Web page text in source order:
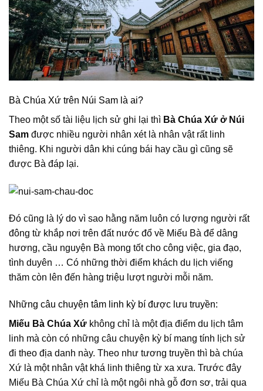
Bà Chúa Xứ trên Núi Sam là ai?
Theo một số tài liệu lịch sử ghi lại thì Bà Chúa Xứ ở Núi
Sam được nhiều người nhân xét là nhân vật rất linh
thiêng. Khi người dân khi cúng bái hay cầu gì cũng sẽ
được Bà đáp lại.
Đó cũng là lý do vì sao hằng năm luôn có lượng người rất
đông từ khắp nơi trên đất nước đổ về Miếu Bà để dâng
hương, cầu nguyện Bà mong tốt cho công việc, gia đạo,
tình duyên … Có những thời điểm khách du lịch viếng
thăm còn lên đến hàng triệu lượt người mỗi năm.
Những câu chuyện tâm linh kỳ bí được lưu truyền:
Miếu Bà Chúa Xứ không chỉ là một địa điểm du lịch tâm
linh mà còn có những câu chuyện kỳ bí mang tính lịch sử
đi theo địa danh này. Theo như tương truyền thì bà chúa
Xứ là một nhân vật khá linh thiêng từ xa xưa. Trước đây
Miếu Bà Chúa Xứ chỉ là một ngôi nhà gỗ đơn sơ, trải qua